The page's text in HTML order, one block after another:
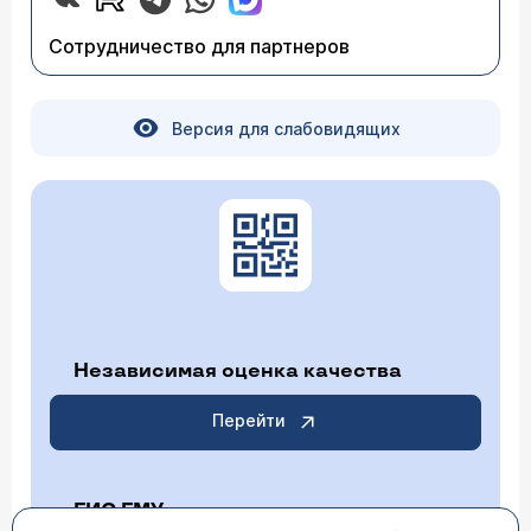
Сотрудничество для партнеров
Версия для слабовидящих
Независимая оценка качества
Перейти
ГИС ГМУ